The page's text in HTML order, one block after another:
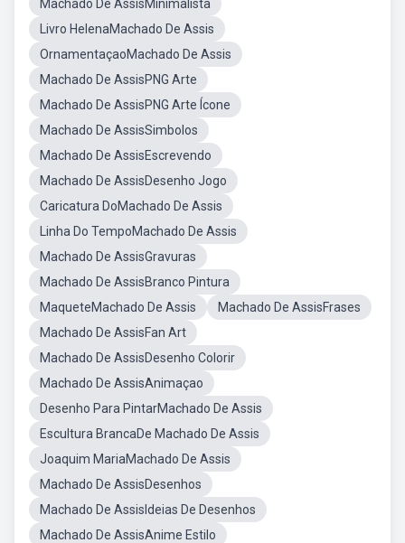
Machado De AssisMinimalista
Livro HelenaMachado De Assis
OrnamentaçaoMachado De Assis
Machado De AssisPNG Arte
Machado De AssisPNG Arte Ícone
Machado De AssisSimbolos
Machado De AssisEscrevendo
Machado De AssisDesenho Jogo
Caricatura DoMachado De Assis
Linha Do TempoMachado De Assis
Machado De AssisGravuras
Machado De AssisBranco Pintura
MaqueteMachado De Assis
Machado De AssisFrases
Machado De AssisFan Art
Machado De AssisDesenho Colorir
Machado De AssisAnimaçao
Desenho Para PintarMachado De Assis
Escultura BrancaDe Machado De Assis
Joaquim MariaMachado De Assis
Machado De AssisDesenhos
Machado De AssisIdeias De Desenhos
Machado De AssisAnime Estilo